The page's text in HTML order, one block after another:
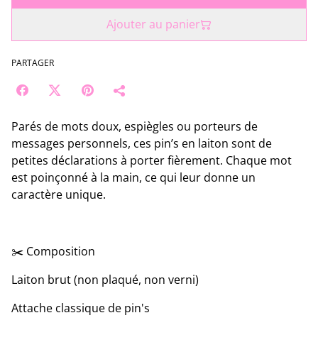
Ajouter au panier
PARTAGER
Parés de mots doux, espiègles ou porteurs de
messages personnels, ces pin’s en laiton sont de
petites déclarations à porter fièrement. Chaque mot
est poinçonné à la main, ce qui leur donne un
caractère unique.
✂️ Composition
Laiton brut (non plaqué, non verni)
Attache classique de pin's